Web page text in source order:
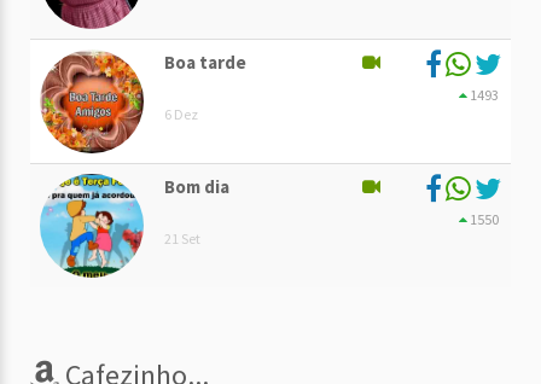
Boa tarde
6 Dez
1493
Bom dia
21 Set
1550
Cafezinho...